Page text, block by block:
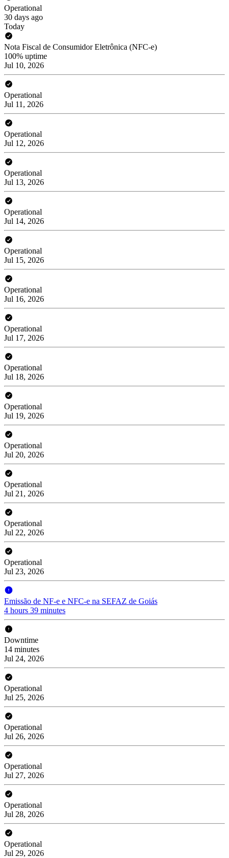
Operational
30 days ago
Today
Nota Fiscal de Consumidor Eletrônica (NFC-e)
100% uptime
Jul 10, 2026
Operational
Jul 11, 2026
Operational
Jul 12, 2026
Operational
Jul 13, 2026
Operational
Jul 14, 2026
Operational
Jul 15, 2026
Operational
Jul 16, 2026
Operational
Jul 17, 2026
Operational
Jul 18, 2026
Operational
Jul 19, 2026
Operational
Jul 20, 2026
Operational
Jul 21, 2026
Operational
Jul 22, 2026
Operational
Jul 23, 2026
Emissão de NF-e e NFC-e na SEFAZ de Goiás
4 hours 39 minutes
Downtime
14 minutes
Jul 24, 2026
Operational
Jul 25, 2026
Operational
Jul 26, 2026
Operational
Jul 27, 2026
Operational
Jul 28, 2026
Operational
Jul 29, 2026